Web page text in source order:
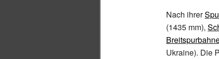
Nach ihrer
(1435 mm),
Ukraine). Die